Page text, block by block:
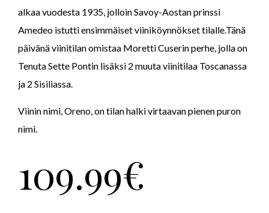
alkaa vuodesta 1935, jolloin Savoy-Aostan prinssi
Amedeo istutti ensimmäiset viiniköynnökset tilalle.Tänä
päivänä viinitilan omistaa Moretti Cuserin perhe, jolla on
Tenuta Sette Pontin lisäksi 2 muuta viinitilaa Toscanassa
ja 2 Sisiliassa.
Viinin nimi, Oreno, on tilan halki virtaavan pienen puron
nimi.
109.99€